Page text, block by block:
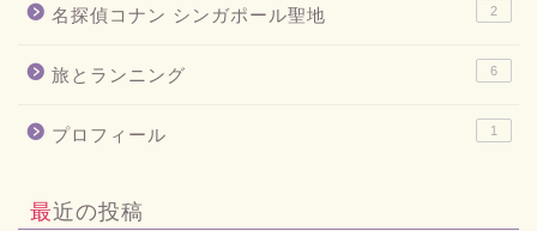
名探偵コナン シンガポール聖地 2
旅とランニング 6
プロフィール 1
最近の投稿